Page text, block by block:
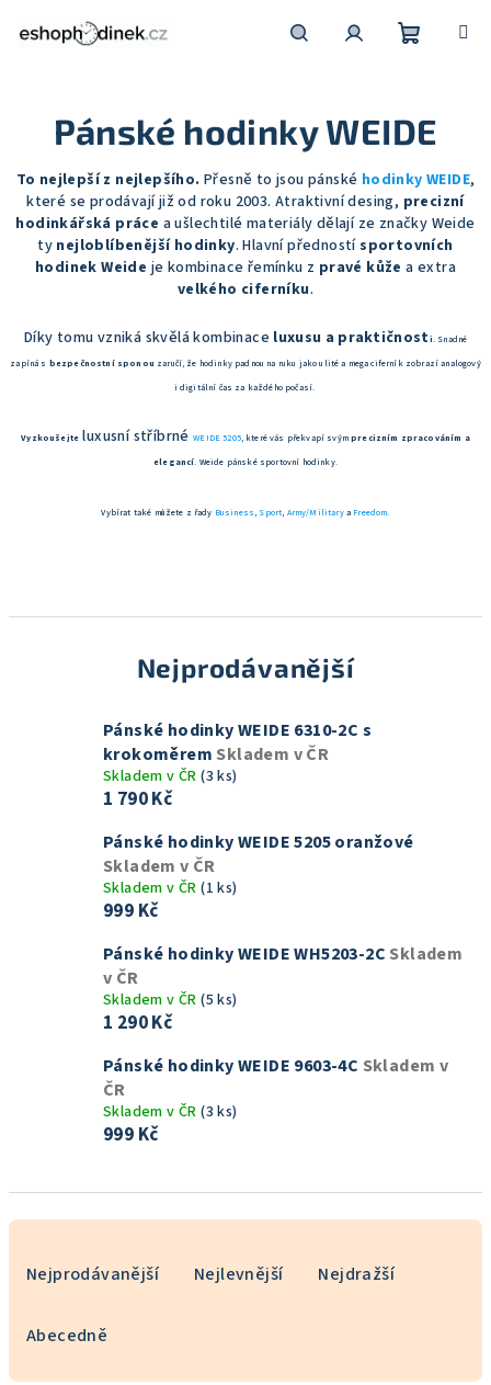
košík
Pánské hodinky WEIDE
To nejlepší z nejlepšího. Přesně to jsou pánské hodinky WEIDE,
které se prodávají již od roku 2003. Atraktivní desing, precizní
hodinkářská práce a ušlechtilé materiály dělají ze značky Weide
ty nejloblíbenější hodinky. Hlavní přednostísportovních
hodinek Weide je kombinace řemínku z pravé kůže a extra
velkého ciferníku.
Díky tomu vzniká skvělá kombinace luxusu a praktičnosti. Snadné
zapíná s bezpečnostní sponou zaručí, že hodinky padnou na ruku jako ulité a mega ciferník zobrazí analogový
i digitální čas za každého počasí.
Vyzkoušejte luxusní stříbrnéWEIDE 5205, které vás překvapí svýmprecizním zpracováním a
elegancí. Weide pánské sportovní hodinky.
Vybírat také můžete z řady Business, Sport, Army/Militarya Freedom.
Nejprodávanější
Pánské hodinky WEIDE 6310-2C s
krokoměrem Skladem v ČR
Skladem v ČR(3 ks)
1 790 Kč
Pánské hodinky WEIDE 5205 oranžové
Skladem v ČR
Skladem v ČR(1 ks)
999 Kč
Pánské hodinky WEIDE WH5203-2C Skladem
v ČR
Skladem v ČR(5 ks)
1 290 Kč
Pánské hodinky WEIDE 9603-4C Skladem v
ČR
Skladem v ČR(3 ks)
999 Kč
Nejprodávanější Nejlevnější Nejdražší
Abecedně